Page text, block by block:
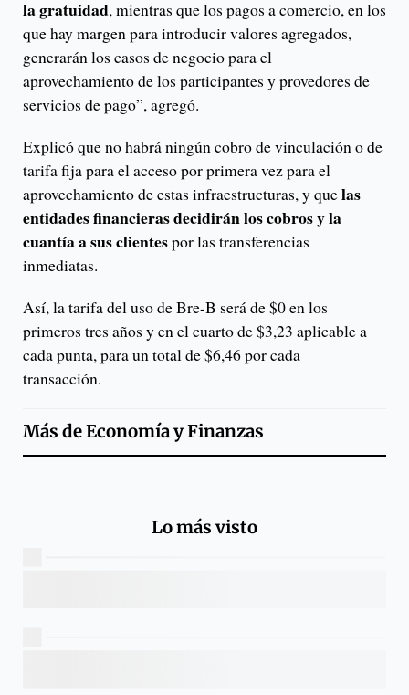
la gratuidad, mientras que los pagos a comercio, en los
que hay margen para introducir valores agregados,
generarán los casos de negocio para el
aprovechamiento de los participantes y provedores de
servicios de pago”, agregó.
Explicó que no habrá ningún cobro de vinculación o de
tarifa fija para el acceso por primera vez para el
aprovechamiento de estas infraestructuras, y quelas
entidades financieras decidirán los cobros y la
cuantía a sus clientespor las transferencias
inmediatas.
Así, la tarifa del uso de Bre-B será de $0 en los
primeros tres años y en el cuarto de $3,23 aplicable a
cada punta, para un total de $6,46 por cada
transacción.
Más deEconomía y Finanzas
Lo más visto